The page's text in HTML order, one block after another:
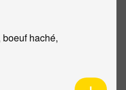
haché,